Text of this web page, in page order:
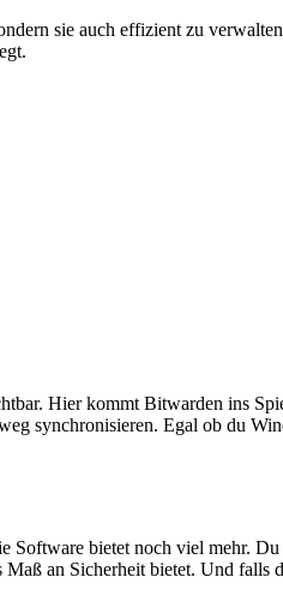
sie auch effizient zu
Hier kommt Bitwarden ins
synchronisieren. Egal ob du
bietet noch viel mehr.
an Sicherheit bietet. Und falls